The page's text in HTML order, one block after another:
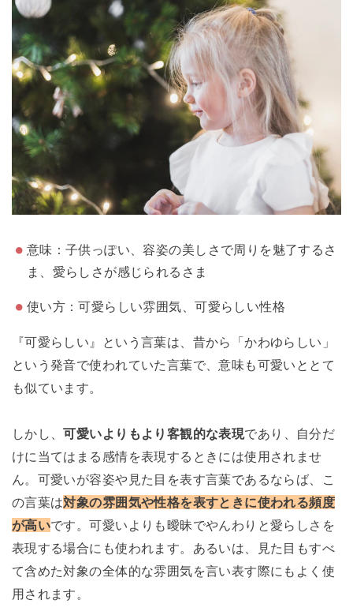
意味：子供っぽい、容姿の美しさで周りを魅了するさ
ま、愛らしさが感じられるさま
使い方：可愛らしい雰囲気、可愛らしい性格
『可愛らしい』という言葉は、昔から「かわゆらしい」
という発音で使われていた言葉で、意味も可愛いととて
も似ています。
しかし、可愛いよりもより客観的な表現であり、自分だ
けに当てはまる感情を表現するときには使用されませ
ん。可愛いが容姿や見た目を表す言葉であるならば、こ
の言葉は対象の雰囲気や性格を表すときに使われる頻度
が高いです。可愛いよりも曖昧でやんわりと愛らしさを
表現する場合にも使われます。あるいは、見た目もすべ
て含めた対象の全体的な雰囲気を言い表す際にもよく使
用されます。